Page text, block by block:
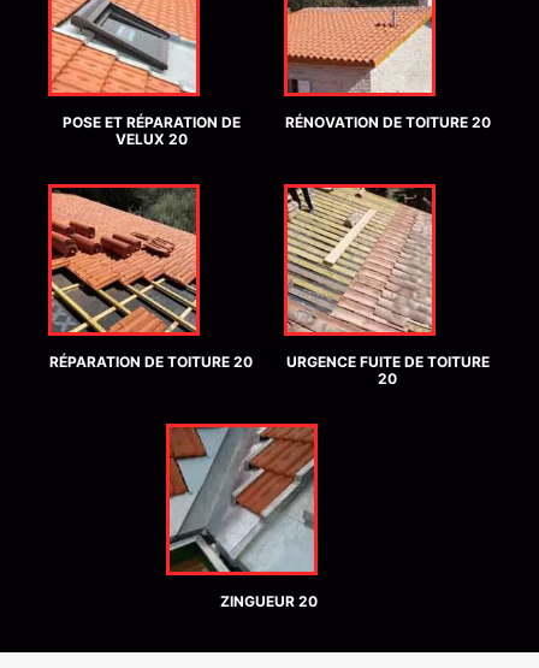
POSE ET RÉPARATION DE
VELUX 20
RÉNOVATION DE TOITURE 20
RÉPARATION DE TOITURE 20
URGENCE FUITE DE TOITURE
20
ZINGUEUR 20